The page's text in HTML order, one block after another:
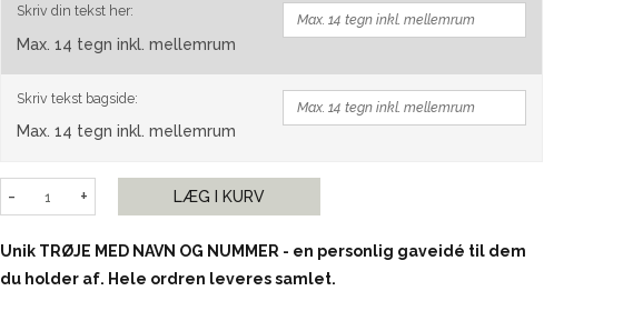
Skriv din tekst her:
Max. 14 tegn inkl. mellemrum
Skriv tekst bagside:
Max. 14 tegn inkl. mellemrum
- + LÆG I KURV
Unik TRØJE MED NAVN OG NUMMER - en personlig gaveidé til dem
du holder af. Hele ordren leveres samlet.